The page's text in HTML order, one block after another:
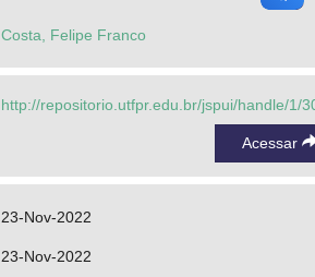
Costa, Felipe Franco
http://repositorio.utfpr.edu.br/jspui/handle/1/
Acessar
23-Nov-2022
23-Nov-2022